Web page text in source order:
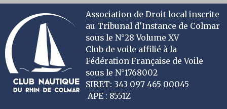
Association de Droit local inscrite
au Tribunal d'Instance de Colmar
sous le N°28 Volume XV
Club de voile affilié à la
Fédération Française de Voile
sous le N°1768002
SIRET: 343 097 465 00045
APE : 8551Z